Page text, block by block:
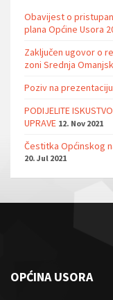
Obavijest o
plana Općine Usora
Zaključen ugovor o
zoni Srednja
Poziv na
PODIJELITE
UPRAVE 12. Nov 2021
Čestitka Općinskog
20. Jul 2021
OPĆINA USORA